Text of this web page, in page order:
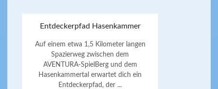
Entdeckerpfad Hasenkammer
Auf einem etwa 1,5 Kilometer langen
Spazierweg zwischen dem
AVENTURA-SpielBerg und dem
Hasenkammertal erwartet dich ein
Entdeckerpfad, der ...